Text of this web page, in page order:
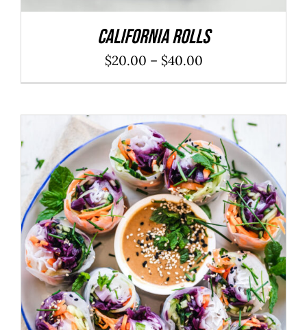
California Rolls
$20.00 – $40.00
ADD TO CART / DÉTAILS